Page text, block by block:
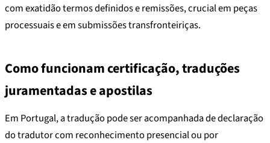
com exatidão termos definidos e remissões, crucial em peças
processuais e em submissões transfronteiriças.
Como funcionam certificação, traduções
juramentadas e apostilas
Em Portugal, a tradução pode ser acompanhada de declaração
do tradutor com reconhecimento presencial ou por